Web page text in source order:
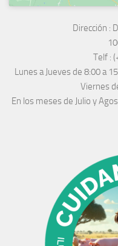
Dirección :
Telf :
Lunes a Jueves de 8:00 a
Viernes
En los meses de Julio y